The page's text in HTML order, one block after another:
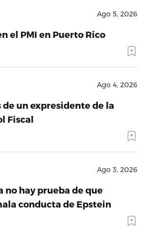
Ago 5, 2026
el PMI en Puerto Rico
Ago 4, 2026
de un expresidente de la
Fiscal
Ago 3, 2026
no hay prueba de que
conducta de Epstein